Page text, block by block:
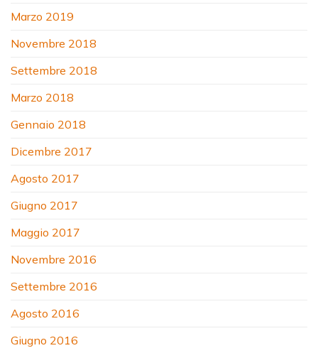
Marzo 2019
Novembre 2018
Settembre 2018
Marzo 2018
Gennaio 2018
Dicembre 2017
Agosto 2017
Giugno 2017
Maggio 2017
Novembre 2016
Settembre 2016
Agosto 2016
Giugno 2016